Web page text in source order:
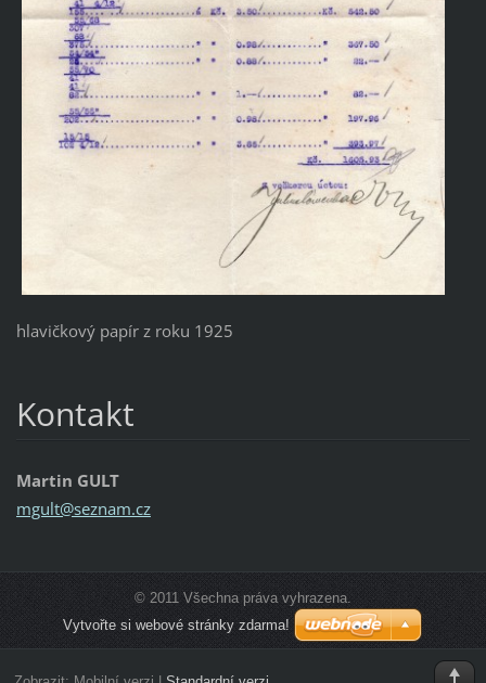
hlavičkový papír z roku 1925
Kontakt
Martin GULT
mgult@seznam.cz
© 2011 Všechna práva vyhrazena.
Vytvořte si webové stránky zdarma!